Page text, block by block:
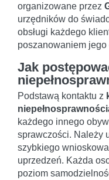
organizowane przez
urzędników do
obsługi każdego
poszanowaniem
Jak
Podstawą kontaktu z
każdego innego
sprawczości. Należy
szybkiego
uprzedzeń. Każda
poziom